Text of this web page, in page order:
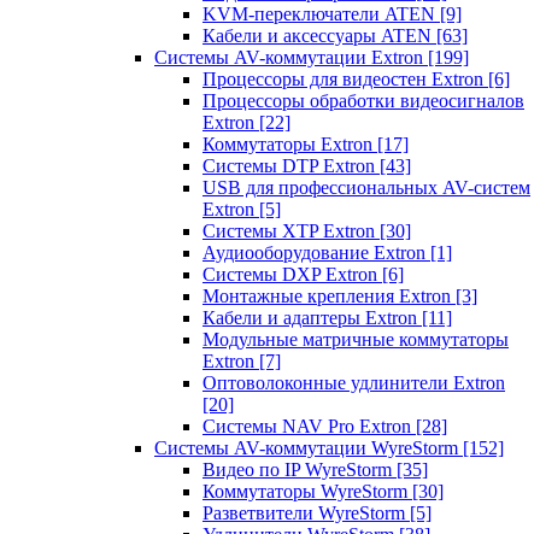
KVM-переключатели ATEN [9]
Кабели и аксессуары ATEN [63]
Системы AV-коммутации Extron [199]
Процессоры для видеостен Extron [6]
Процессоры обработки видеосигналов
Extron [22]
Коммутаторы Extron [17]
Системы DTP Extron [43]
USB для профессиональных AV-систем
Extron [5]
Системы XTP Extron [30]
Аудиооборудование Extron [1]
Системы DXP Extron [6]
Монтажные крепления Extron [3]
Кабели и адаптеры Extron [11]
Модульные матричные коммутаторы
Extron [7]
Оптоволоконные удлинители Extron
[20]
Системы NAV Pro Extron [28]
Системы AV-коммутации WyreStorm [152]
Видео по IP WyreStorm [35]
Коммутаторы WyreStorm [30]
Разветвители WyreStorm [5]